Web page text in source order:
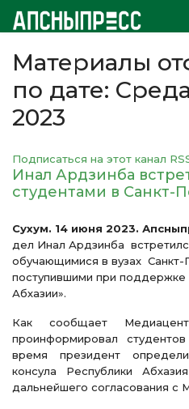
Материалы
по дате:
2023
Подписаться на этот канал
Инал Ардзинба
студентами в Санкт-
Сухум. 14 июня 2023.
дел Инал Ардзинба
обучающимися в вузах Санкт-
поступившими при
Абхазии».
Как сообщает
проинформировал
время президент
консула Республики
дальнейшего согласования